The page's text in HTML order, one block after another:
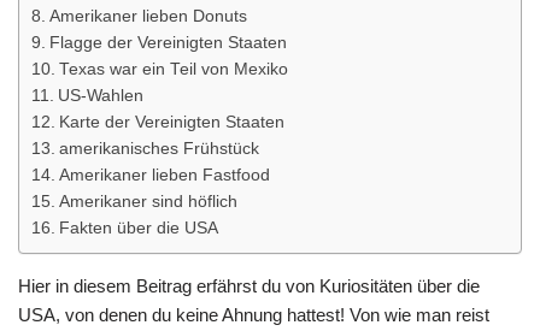
Amerikaner lieben Donuts
Flagge der Vereinigten Staaten
Texas war ein Teil von Mexiko
US-Wahlen
Karte der Vereinigten Staaten
amerikanisches Frühstück
Amerikaner lieben Fastfood
Amerikaner sind höflich
Fakten über die USA
Hier in diesem Beitrag erfährst du von Kuriositäten über die
USA, von denen du keine Ahnung hattest! Von wie man reist